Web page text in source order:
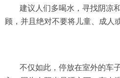
建议人们多喝水，寻找阴凉
顾，并且绝对不要将儿童、成人
不仅如此，停放在室外的车